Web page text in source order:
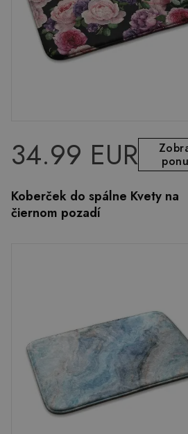
34.99 EUR
Koberček do spálne Kvety na
čiernom pozadí